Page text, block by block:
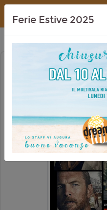
Dream
FUZE - CONTO
Ferie Estive 2025